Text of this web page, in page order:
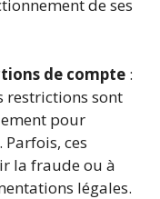
de ses
de compte :
restrictions sont
pour
ces
la fraude ou à
légales.